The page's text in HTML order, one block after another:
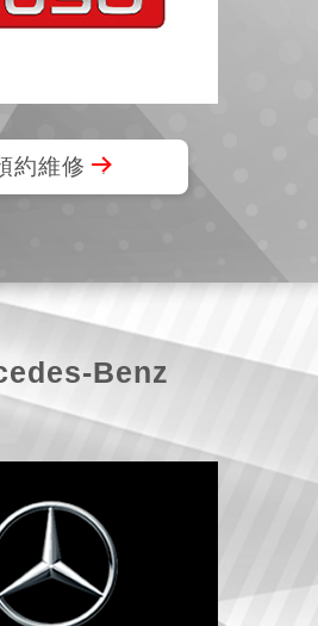
約維修
Benz